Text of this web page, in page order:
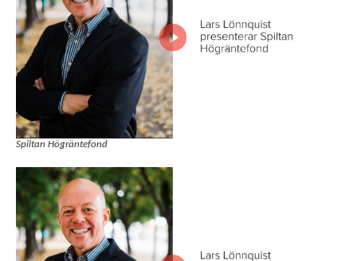
Spiltan Högräntefond